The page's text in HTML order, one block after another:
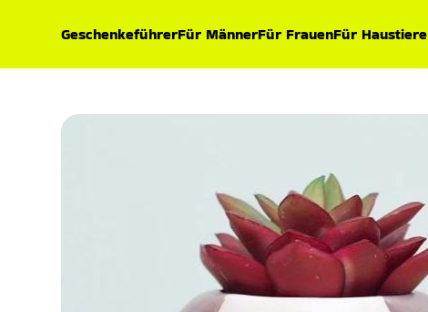
GeschenkeführerFür MännerFür FrauenFür Haustiere